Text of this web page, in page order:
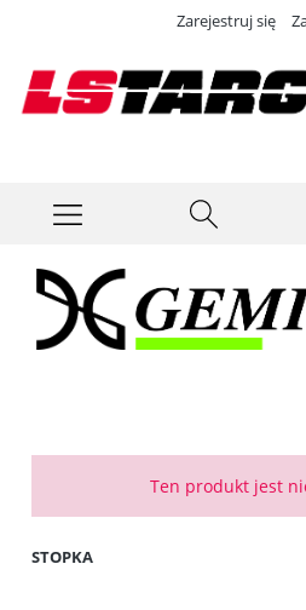
Zarejestruj się
Ten produkt jest
STOPKA